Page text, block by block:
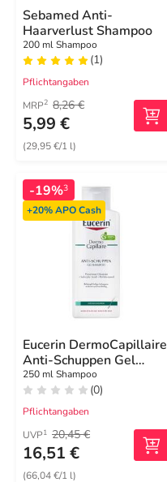
Sebamed Anti-
Haarverlust Shampoo
200 ml Shampoo
(1)
Pflichtangaben
MRP2 8,26 €
5,99 €
(29,95 €/1 l)
-19%3
+20%APO Cash
Eucerin DermoCapillaire
Anti-Schuppen Gel
Shampoo
250 ml Shampoo
(0)
Pflichtangaben
UVP1 20,45 €
16,51 €
(66,04 €/1 l)